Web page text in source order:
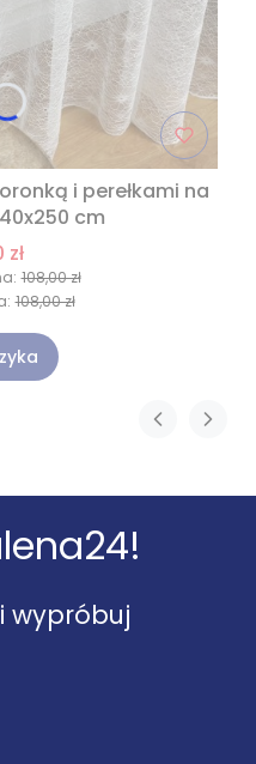
i perełkami na
cm
108,00 zł
108,00 zł
wypróbuj